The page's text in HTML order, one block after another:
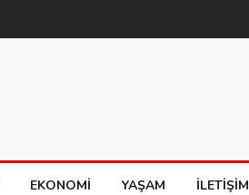
EKONOMI YAŞAM İLETIŞIM